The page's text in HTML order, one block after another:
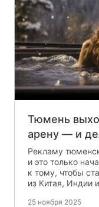
Тюмень
арену — и
Рекламу
и это только
к тому, чтобы
из Китая, Индии
25 ноября 2025